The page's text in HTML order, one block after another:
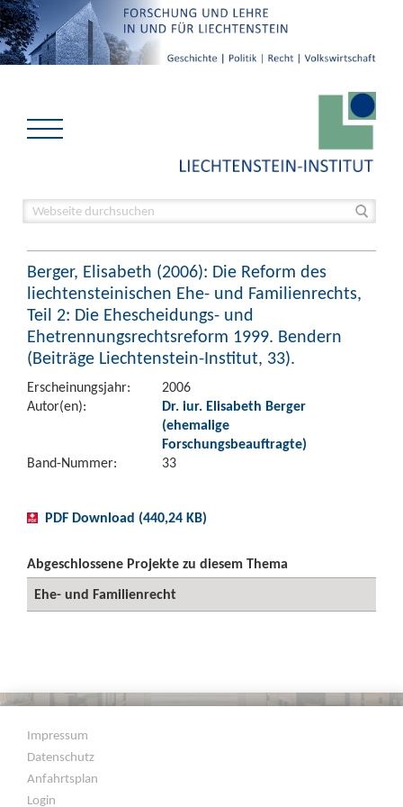
Berger, Elisabeth (2006): Die Reform des
liechtensteinischen Ehe- und Familienrechts,
Teil 2: Die Ehescheidungs- und
Ehetrennungsrechtsreform 1999. Bendern
(Beiträge Liechtenstein-Institut, 33).
Erscheinungsjahr:
2006
Autor(en):
Dr. iur. Elisabeth Berger
(ehemalige
Forschungsbeauftragte)
Band-Nummer:
33
PDF Download (440,24 KB)
Abgeschlossene Projekte zu diesem Thema
Ehe- und Familienrecht
Impressum
Datenschutz
Anfahrtsplan
Login